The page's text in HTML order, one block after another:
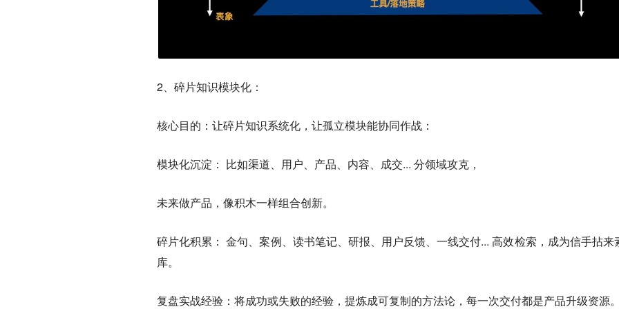
2、碎片知识模块化：
核心目的：让碎片知识系统化，让孤立模块能协同作战：
模块化沉淀： 比如渠道、用户、产品、内容、成交... 分领域攻克，
未来做产品，像积木一样组合创新。
碎片化积累： 金句、案例、读书笔记、研报、用户反馈、一线交付... 高效检索，成为信手拈来
库。
复盘实战经验： 将成功或失败的经验，提炼成可复制的方法论，每一次交付都是产品升级资源